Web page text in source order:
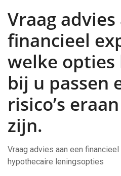
Vraag advies
financieel
welke opties
bij u passen
risico’s
zijn.
Vraag advies aan een
hypothecaire leningsopties